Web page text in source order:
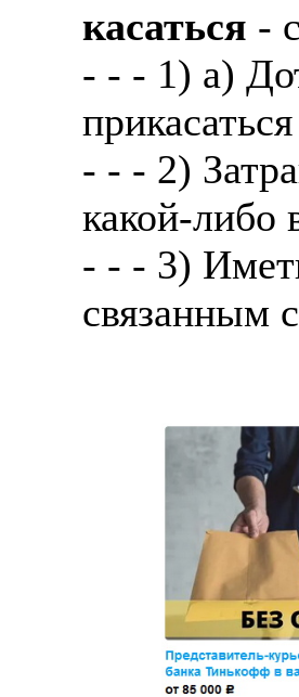
касаться -
- - - 1) а)
- - - 2)
какой-либо
- - - 3)
связанным